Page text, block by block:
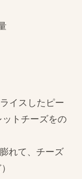
イスしたピー
トチーズをの
れて、チーズ